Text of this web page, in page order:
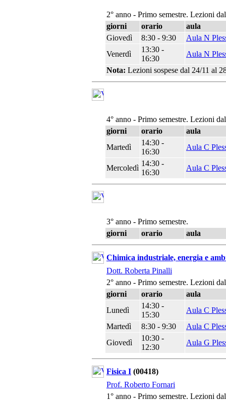
2° anno - Primo semestre. Lezioni
giorni
orario
aula
Giovedì
8:30 - 9:30
Aula N
Venerdì
13:30 -
16:30
Aula N
Nota: Lezioni sospese dal 24/11 al
4° anno - Primo semestre. Lezioni
giorni
orario
aula
Martedì
14:30 -
16:30
Aula C
Mercoledì
14:30 -
16:30
Aula C
3° anno - Primo semestre.
giorni
orario aula
Chimica industriale, energia e
Dott. Roberta Pinalli
2° anno - Primo semestre. Lezioni
giorni
orario
aula
Lunedì
14:30 -
15:30
Aula C
Martedì
8:30 - 9:30
Aula C
Giovedì
10:30 -
12:30
Aula G
Fisica I (00418)
Prof. Roberto Fornari
1° anno - Primo semestre. Lezioni